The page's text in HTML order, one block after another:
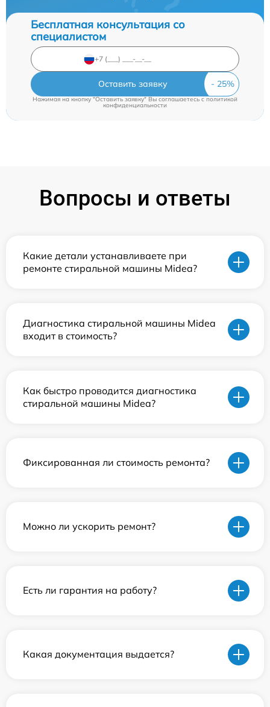
Бесплатная консультация со
специалистом
Оставить заявку
Нажимая на кнопку "Оставить заявку" Вы соглашаетесь cполитикой
конфиденциальности
Вопросы и ответы
Какие детали устанавливаете при
ремонте стиральной машины Midea?
Диагностика стиральной машины Midea
входит в стоимость?
Как быстро проводится диагностика
стиральной машины Midea?
Фиксированная ли стоимость ремонта?
Можно ли ускорить ремонт?
Есть ли гарантия на работу?
Какая документация выдается?